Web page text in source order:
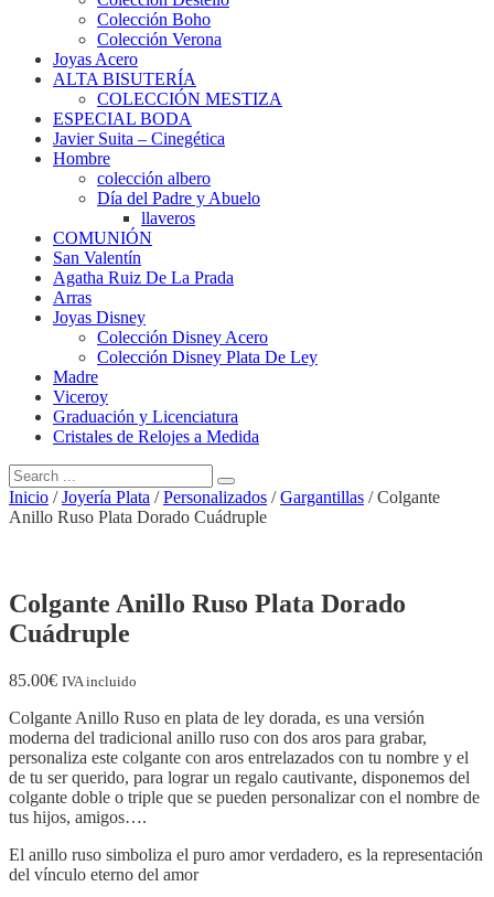
Colección Boho
Colección Verona
Joyas Acero
ALTA BISUTERÍA
COLECCIÓN MESTIZA
ESPECIAL BODA
Javier Suita – Cinegética
Hombre
colección albero
Día del Padre y Abuelo
llaveros
COMUNIÓN
San Valentín
Agatha Ruiz De La Prada
Arras
Joyas Disney
Colección Disney Acero
Colección Disney Plata De Ley
Madre
Viceroy
Graduación y Licenciatura
Cristales de Relojes a Medida
Inicio /Joyería Plata /Personalizados /Gargantillas / Colgante
Anillo Ruso Plata Dorado Cuádruple
Colgante Anillo Ruso Plata Dorado
Cuádruple
85.00€ IVA incluido
Colgante Anillo Ruso en plata de ley dorada, es una versión
moderna del tradicional anillo ruso con dos aros para grabar,
personaliza este colgante con aros entrelazados con tu nombre y el
de tu ser querido, para lograr un regalo cautivante, disponemos del
colgante doble o triple que se pueden personalizar con el nombre de
tus hijos, amigos….
El anillo ruso simboliza el puro amor verdadero, es la representación
del vínculo eterno del amor